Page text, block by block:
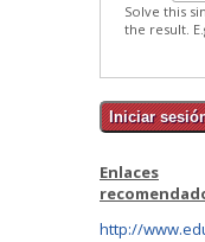
Solve this
the result.
Enlaces
http://